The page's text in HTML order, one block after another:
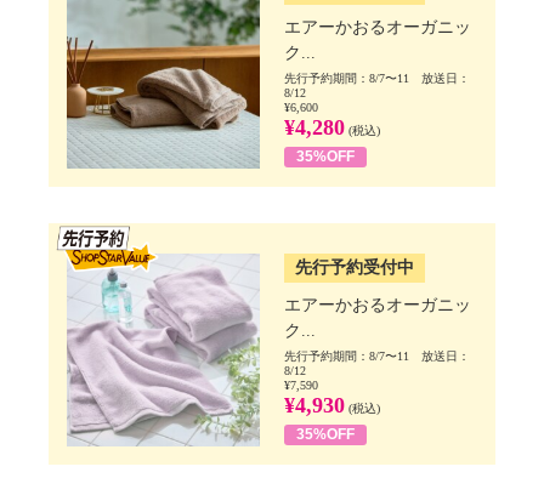
エアーかおるオーガニッ
ク...
先行予約期間：8/7〜11 放送日：
8/12
¥6,600
¥4,280 (税込)
35%OFF
先行予約受付中
エアーかおるオーガニッ
ク...
先行予約期間：8/7〜11 放送日：
8/12
¥7,590
¥4,930 (税込)
35%OFF